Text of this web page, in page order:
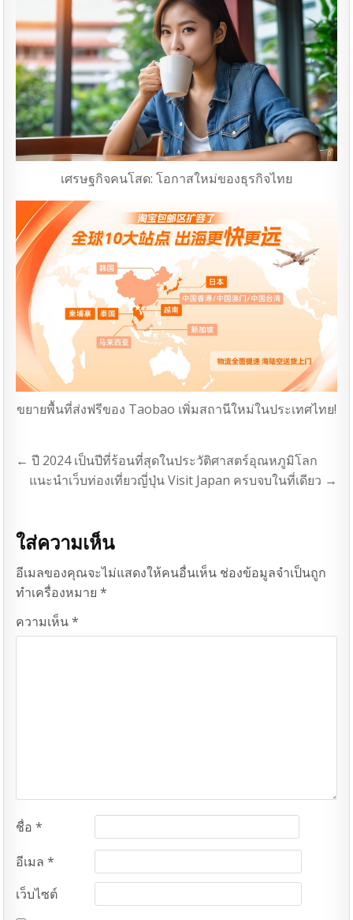
เศรษฐกิจคนโสด: โอกาสใหม่ของธุรกิจไทย
ขยายพื้นที่ส่งฟรีของ Taobao เพิ่มสถานีใหม่ในประเทศไทย!
แนะแนว
เรื่อง
← ปี 2024 เป็นปีที่ร้อนที่สุดในประวัติศาสตร์อุณหภูมิโลก
แนะนำเว็บท่องเที่ยวญี่ปุ่น Visit Japan ครบจบในที่เดียว →
ใส่ความเห็น
อีเมลของคุณจะไม่แสดงให้คนอื่นเห็น ช่องข้อมูลจำเป็นถูก
ทำเครื่องหมาย*
ความเห็น*
ชื่อ*
อีเมล*
เว็บไซต์